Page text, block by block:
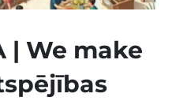
| We make